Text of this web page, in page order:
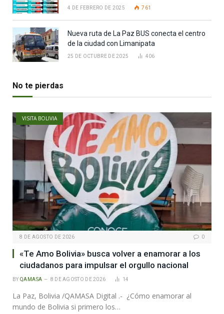
4 DE FEBRERO DE 2025 761
Nueva ruta de La Paz BUS conecta el centro
de la ciudad con Limanipata
25 DE OCTUBRE DE 2025 406
No te pierdas
VISITA BOLIVIA
8 DE AGOSTO DE 2026 0
«Te Amo Bolivia» busca volver a enamorar a los
ciudadanos para impulsar el orgullo nacional
BY QAMASA 8 DE AGOSTO DE 2026 14
La Paz, Bolivia /QAMASA Digital .- ¿Cómo enamorar al
mundo de Bolivia si primero los…